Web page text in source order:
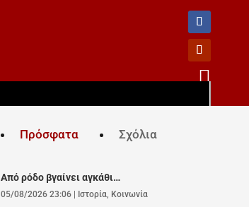

Πρόσφατα Σχόλια
Από ρόδο βγαίνει αγκάθι…
05/08/2026 23:06 | Ιστορία, Κοινωνία